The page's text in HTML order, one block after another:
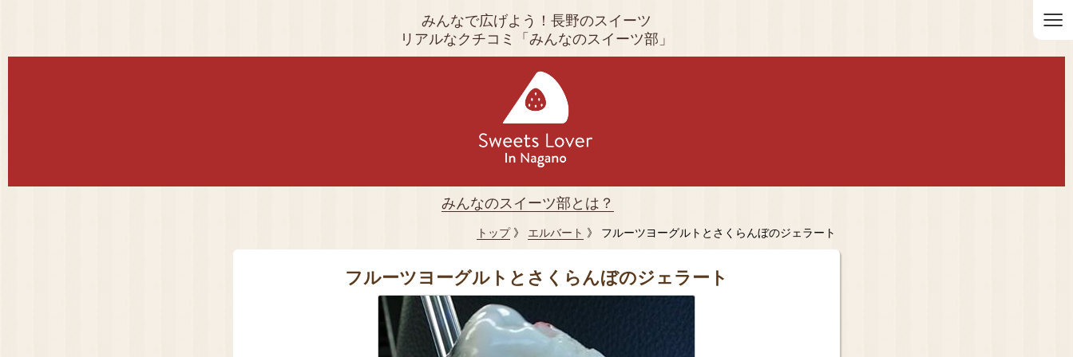
≡
みんなで広げよう！長野のスイーツ
リアルなクチコミ「みんなのスイーツ部」
みんなのスイーツ部とは？
トップ》 エルバート 》 フルーツヨーグルトとさくらんぼのジェラート
フルーツヨーグルトとさくらんぼのジェラート